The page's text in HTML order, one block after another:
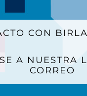
CON
A NUESTRA
CORREO